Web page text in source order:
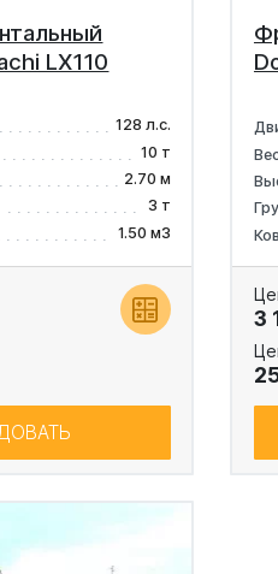
LX110
128 л.с.
10 т
2.70 м
3 т
1.50 м3
3